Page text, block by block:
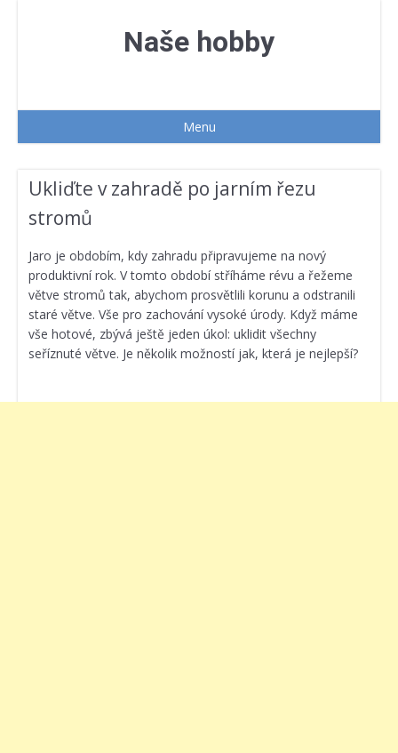
Naše hobby
Menu
Ukliďte v zahradě po jarním řezu
stromů
Jaro je obdobím, kdy zahradu připravujeme na nový
produktivní rok. V tomto období stříháme révu a řežeme
větve stromů tak, abychom prosvětlili korunu a odstranili
staré větve. Vše pro zachování vysoké úrody. Když máme
vše hotové, zbývá ještě jeden úkol: uklidit všechny
seříznuté větve. Je několik možností jak, která je nejlepší?